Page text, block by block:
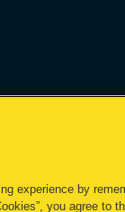
experience by
you agree to